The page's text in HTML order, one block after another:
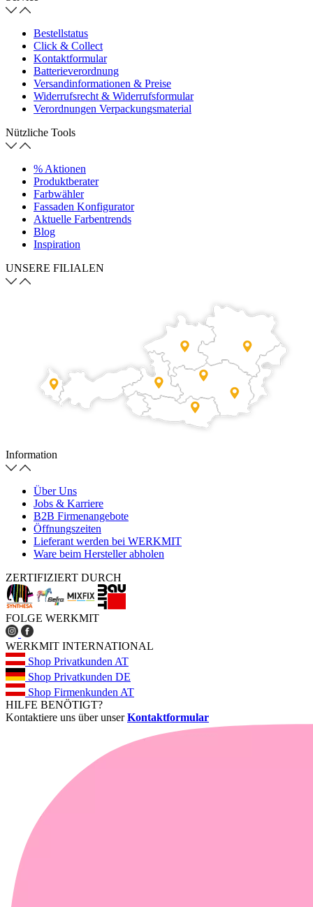
Bestellstatus
Click & Collect
Kontaktformular
Batterieverordnung
Versandinformationen & Preise
Widerrufsrecht & Widerrufsformular
Verordnungen Verpackungsmaterial
Nützliche Tools
% Aktionen
Produktberater
Farbwähler
Fassaden Konfigurator
Aktuelle Farbentrends
Blog
Inspiration
UNSERE FILIALEN
Information
Über Uns
Jobs & Karriere
B2B Firmenangebote
Öffnungszeiten
Lieferant werden bei WERKMIT
Ware beim Hersteller abholen
ZERTIFIZIERT DURCH
FOLGE WERKMIT
WERKMIT INTERNATIONAL
Shop Privatkunden AT
Shop Privatkunden DE
Shop Firmenkunden AT
HILFE BENÖTIGT?
Kontaktiere uns über unserKontaktformular